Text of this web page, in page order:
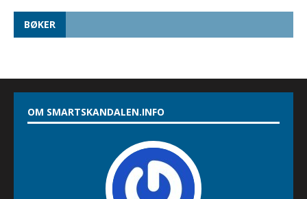
BØKER
OM SMARTSKANDALEN.INFO